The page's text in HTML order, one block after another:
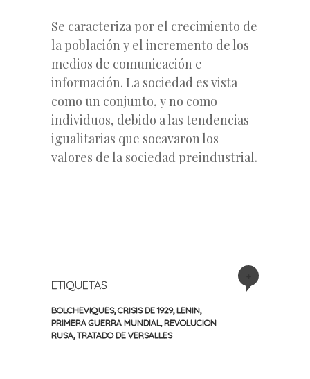
Se caracteriza por el crecimiento de
la población y el incremento de los
medios de comunicación e
información. La sociedad es vista
como un conjunto, y no como
individuos, debido a las tendencias
igualitarias que socavaron los
valores de la sociedad preindustrial.
ETIQUETAS
BOLCHEVIQUES,CRISIS DE 1929, LENIN
PRIMERA GUERRA MUNDIAL REVOLUCION
RUSA ,TRATADO DE VERSALLES